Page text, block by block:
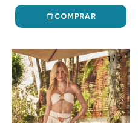
COMPRAR
1/2